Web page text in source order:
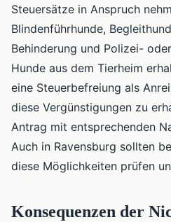
Steuersätze in Anspruch
Blindenführhunde,
Behinderung und Polizei-
Hunde aus dem Tierheim
eine Steuerbefreiung als
diese Vergünstigungen zu
Antrag mit entsprechenden
Auch in Ravensburg sollten
diese Möglichkeiten prüfen
Konsequenzen der